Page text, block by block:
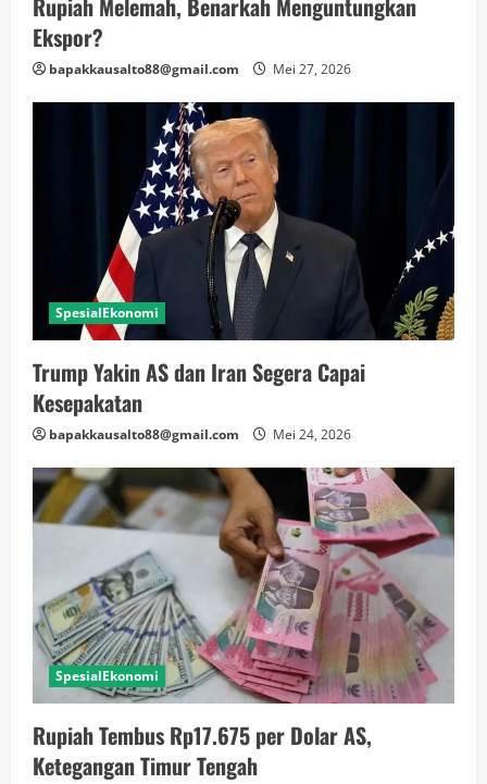
Rupiah Melemah, Benarkah Menguntungkan
Ekspor?
bapakkausalto88@gmail.com Mei 27, 2026
SpesialEkonomi
Trump Yakin AS dan Iran Segera Capai
Kesepakatan
bapakkausalto88@gmail.com Mei 24, 2026
SpesialEkonomi
Rupiah Tembus Rp17.675 per Dolar AS,
Ketegangan Timur Tengah